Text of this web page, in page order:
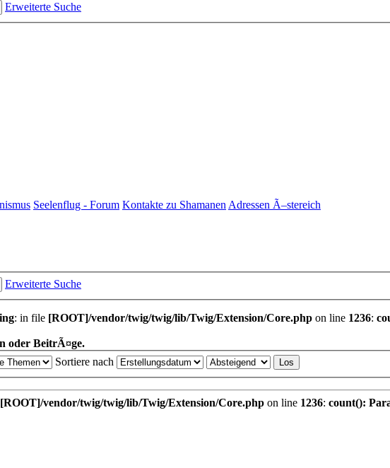
Erweiterte Suche
Seelenflug - Forum Kontakte zu ShamanenAdressen Ã–stereich
Erweiterte Suche
: in file [ROOT]/vendor/twig/twig/lib/Twig/Extension/Core.php on line 1236:
oder BeitrÃ¤ge.
Sortiere nach
[ROOT]/vendor/twig/twig/lib/Twig/Extension/Core.php on line 1236: count():